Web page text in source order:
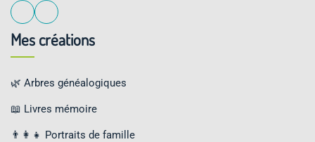
Mes créations
🌿 Arbres généalogiques
📖 Livres mémoire
👨‍👩‍👧 Portraits de famille